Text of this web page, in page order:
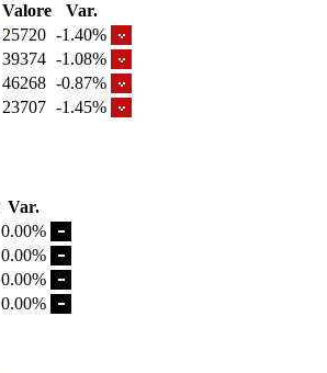
Valore
Var.
25720 -1.40%
39374 -1.08%
46268 -0.87%
23707 -1.45%
Var.
0.00%
0.00%
0.00%
0.00%